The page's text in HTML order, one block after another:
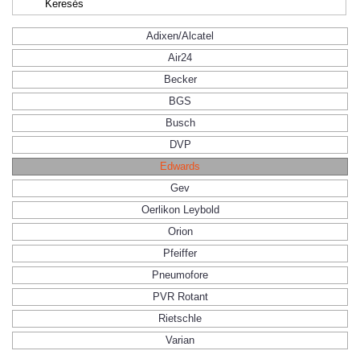
Adixen/Alcatel
Air24
Becker
BGS
Busch
DVP
Edwards
Gev
Oerlikon Leybold
Orion
Pfeiffer
Pneumofore
PVR Rotant
Rietschle
Varian